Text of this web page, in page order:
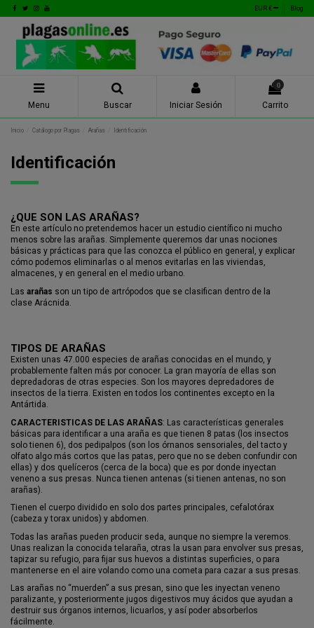
EUR € Blog
Menu Buscar Iniciar Sesión
0
Carrito
Inicio Catálogo por Plagas Arañas Identificación
Identificación
¿QUE SON LAS ARAÑAS?
En este artículo no pretendemos hacer un estudio científico ni mucho
menos sobre las arañas. Simplemente queremos dar unas nociones
básicas y prácticas para que las conozca el público en general, y explicar
cómo podemos eliminarlas o al menos evitarlas en las viviendas,
almacenes, y en general en el medio urbano.
Las arañas son un tipo de artrópodos que se clasifican dentro de la
clase Arácnida.
TIPOS DE ARAÑAS
Existen unas 47.000 especies de arañas conocidas en el mundo, y
probablemente falten más por conocer. La gran mayoría de ellas son
depredadoras de otras especies. Son los mayores depredadores de
insectos de la tierra. Existen en todos los continentes excepto en la
Antártida.
CARACTERISTICAS DE LAS ARAÑAS: Las características generales
básicas para identificar a una araña es que tienen 8 patas (los insectos
solo tienen 6), dos pedipalpos (son los órnanos sensoriales, del tacto y
olfato algo más cortos que las patas, pero que no se deben confundir con
ellas) y dos quelíceros (cerca de la boca) que es por donde inyectan
veneno a sus presas. Nunca tienen antenas (si tienen antenas, no son
arañas).
Tienen el cuerpo dividido en solo dos partes principales, cefalotórax
(cabeza y torax unidos) y abdomen.
Todas las arañas pueden producir seda, aunque no siempre la veremos.
Unas realizan la conocida telaraña, otras la usan para envolver sus presas,
tapizar su refugio, para fijar sus huevos a distintas superficies, o para
mantenerse en el aire volando como una cometa para cazar a sus presas.
Las arañas no “muerden” a sus presan, sino que les inyectan veneno
paralizante, y posteriormente jugos digestivos muy ácidos que ayudan a
destruir sus órganos internos, licuarlos, y así poder absorberlos
fácilmente.